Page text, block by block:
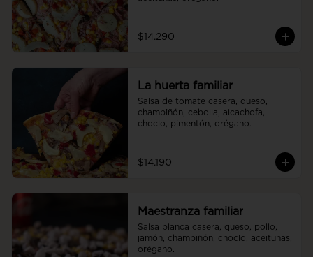
$14.290
La huerta familiar
Salsa de tomate casera, queso,
champiñón, cebolla, alcachofa,
choclo, pimentón, orégano.
$14.190
Maestranza familiar
Salsa blanca casera, queso, pollo,
jamón, champiñón, choclo, aceitunas,
orégano.